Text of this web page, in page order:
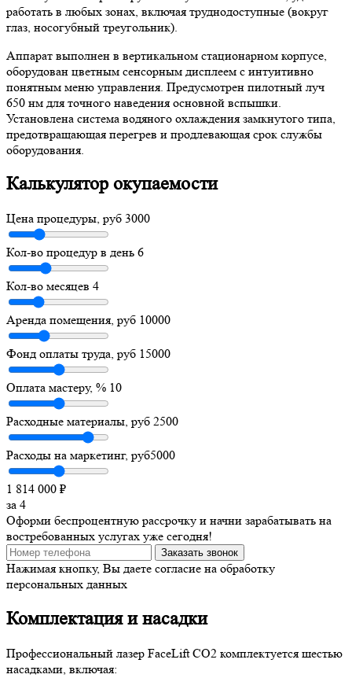
работать в любых зонах, включая труднодоступные (вокруг
глаз, носогубный треугольник).
Аппарат выполнен в вертикальном стационарном корпусе,
оборудован цветным сенсорным дисплеем с интуитивно
понятным меню управления. Предусмотрен пилотный луч
650 нм для точного наведения основной вспышки.
Установлена система водяного охлаждения замкнутого типа,
предотвращающая перегрев и продлевающая срок службы
оборудования.
Калькулятор окупаемости
Цена процедуры, руб 3000
Кол-во процедур в день 6
Кол-во месяцев 4
Аренда помещения, руб 10000
Фонд оплаты труда, руб 15000
Оплата мастеру, % 10
Расходные материалы, руб 2500
Расходы на маркетинг, руб5000
1 814 000 ₽
за 4
Оформи беспроцентную рассрочку и начни зарабатывать на
востребованных услугах уже сегодня!
Заказать звонок
Нажимая кнопку, Вы даете согласие на обработку
персональных данных
Комплектация и насадки
Профессиональный лазер FaceLift CO2 комплектуется шестью
насадками, включая: